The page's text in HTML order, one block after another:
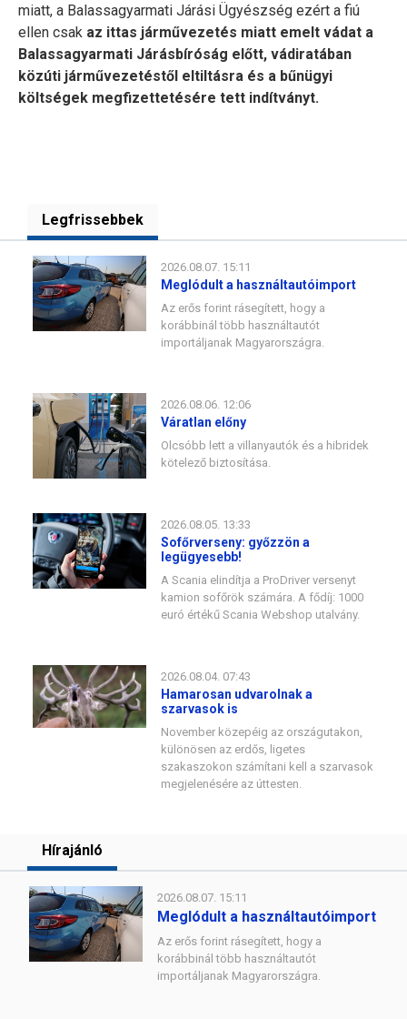
miatt, a Balassagyarmati Járási Ügyészség ezért a fiú
ellen csak az ittas járművezetés miatt emelt vádat a
Balassagyarmati Járásbíróság előtt, vádiratában
közúti járművezetéstől eltiltásra és a bűnügyi
költségek megfizettetésére tett indítványt.
Legfrissebbek
2026.08.07. 15:11
Meglódult a használtautóimport
Az erős forint rásegített, hogy a
korábbinál több használtautót
importáljanak Magyarországra.
2026.08.06. 12:06
Váratlan előny
Olcsóbb lett a villanyautók és a hibridek
kötelező biztosítása.
2026.08.05. 13:33
Sofőrverseny: győzzön a
legügyesebb!
A Scania elindítja a ProDriver versenyt
kamion sofőrök számára. A fődíj: 1000
euró értékű Scania Webshop utalvány.
2026.08.04. 07:43
Hamarosan udvarolnak a
szarvasok is
November közepéig az országutakon,
különösen az erdős, ligetes
szakaszokon számítani kell a szarvasok
megjelenésére az úttesten.
Hírajánló
2026.08.07. 15:11
Meglódult a használtautóimport
Az erős forint rásegített, hogy a
korábbinál több használtautót
importáljanak Magyarországra.